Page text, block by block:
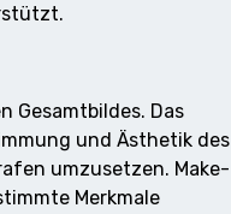
Gesamtbildes. Das
und Ästhetik des
umzusetzen. Make-
Merkmale